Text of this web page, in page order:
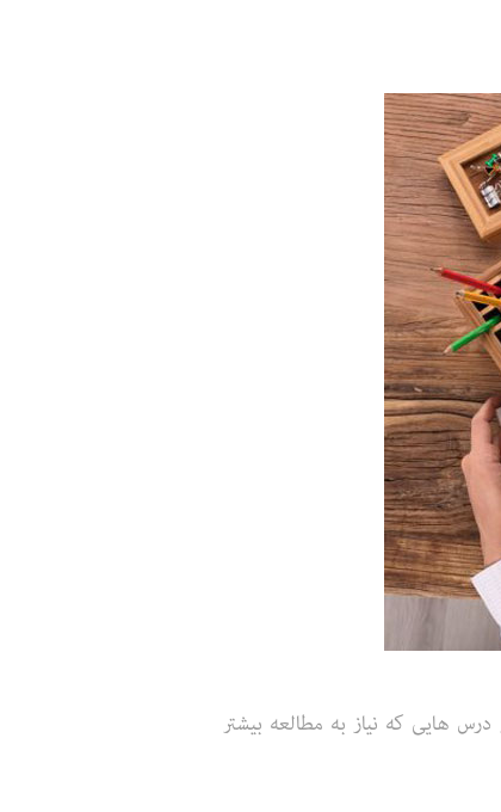
هایی که نیاز به مطالعه بیشتر